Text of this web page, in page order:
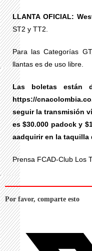
LLANTA OFICIAL:
ST2 y TT2.
Para las Categorías
llantas es de uso libre.
Las boletas están
https://
seguir la transmisión
es $30.000 padock y
aadquirir en la taquilla
Prensa FCAD-Club Los
Por favor, comparte esto